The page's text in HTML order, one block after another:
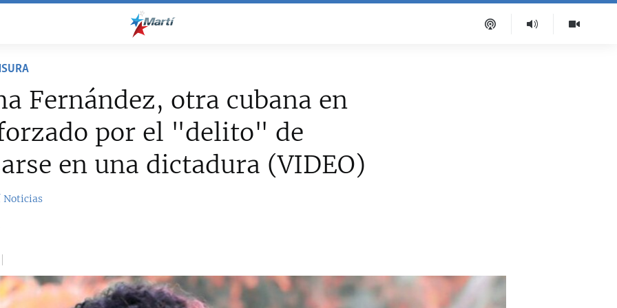
Fernández, otra cubana en
por el "delito" de
en una dictadura (VIDEO)
Noticias